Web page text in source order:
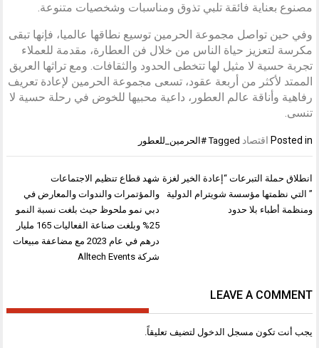
مصنوع بعناية فائقة تلبي تذوق ومناسبات وشخصيات متنوعة.
وفي حين تواصل مجموعة الحرمين توسيع نطاقها عالميا، فإنها تبقى
مكرسة لتعزيز حياة الناس من خلال فن العطارة، مقدمة للعملاء
تجربة حسية لا مثيل لها تتخطى الحدود والثقافات. ومع تراثها العريق
الممتد لأكثر من أربعة عقود، تسعى مجموعة الحرمين لإعادة تعريف
رفاهية وأناقة عالم العطور، داعية محبيها للخوض في رحلة حسية لا
تنسى.
Posted in اقتصاد Tagged #الحرمين_للعطور
تصفّح
المقالات
شهد قطاع تنظيم الاجتماعات
والمؤتمرات والندوات والمعارض في
دبي نمو ملحوظ حيث بلغت نسبة النمو
25% وبلغت صناعة الفعاليات 165 مليار
درهم في عام 2023 مع مضاعفة مبيعات
شركة Alltech Events
انطلاق حملة التبرعات “إعادة الخير لغزة
” التي نظمتها مؤسسة شويترام الدولية
ومنظمة أطباء بلا حدود
LEAVE A COMMENT
يجب أنت تكون مسجل الدخول لتضيف تعليقاً.